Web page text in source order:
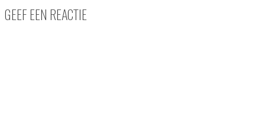
GEEF EEN REACTIE